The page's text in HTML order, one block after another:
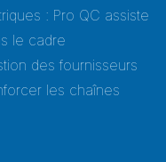
: Pro QC assiste
le cadre
des fournisseurs
les chaînes